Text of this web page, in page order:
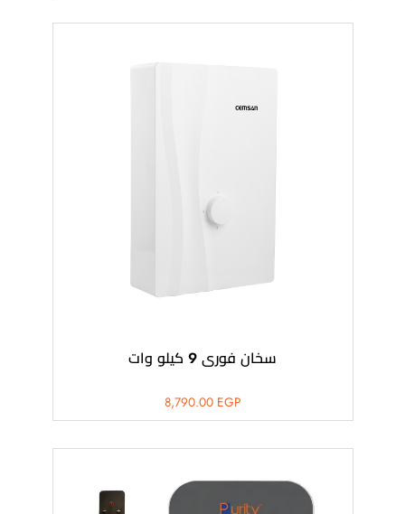
سخان فورى 9 كيلو وات
8,790.00 EGP